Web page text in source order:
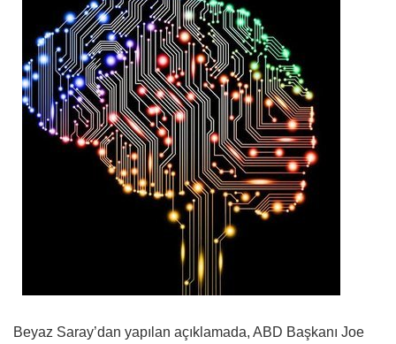
Beyaz Saray’dan yapılan açıklamada, ABD Başkanı Joe